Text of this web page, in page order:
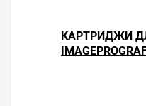
КАРТРИДЖИ